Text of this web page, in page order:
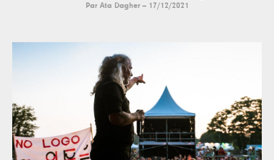
Par Ata Dagher -- 17/12/2021